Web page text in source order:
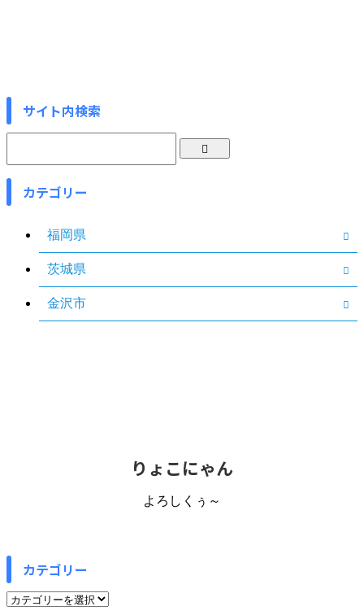
サイト内検索
カテゴリー
福岡県
茨城県
金沢市
りょこにゃん
よろしくぅ～
カテゴリー
カ